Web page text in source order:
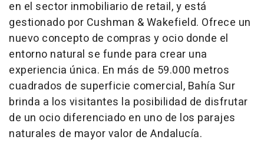
en el sector inmobiliario de retail, y está
gestionado por Cushman & Wakefield. Ofrece un
nuevo concepto de compras y ocio donde el
entorno natural se funde para crear una
experiencia única. En más de 59.000 metros
cuadrados de superficie comercial, Bahía Sur
brinda a los visitantes la posibilidad de disfrutar
de un ocio diferenciado en uno de los parajes
naturales de mayor valor de Andalucía.